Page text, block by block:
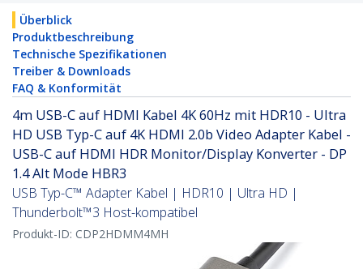
Überblick
Produktbeschreibung
Technische Spezifikationen
Treiber & Downloads
FAQ & Konformität
4m USB-C auf HDMI Kabel 4K 60Hz mit HDR10 - Ultra
HD USB Typ-C auf 4K HDMI 2.0b Video Adapter Kabel -
USB-C auf HDMI HDR Monitor/Display Konverter - DP
1.4 Alt Mode HBR3
USB Typ-C™ Adapter Kabel | HDR10 | Ultra HD |
Thunderbolt™3 Host-kompatibel
Produkt-ID: CDP2HDMM4MH